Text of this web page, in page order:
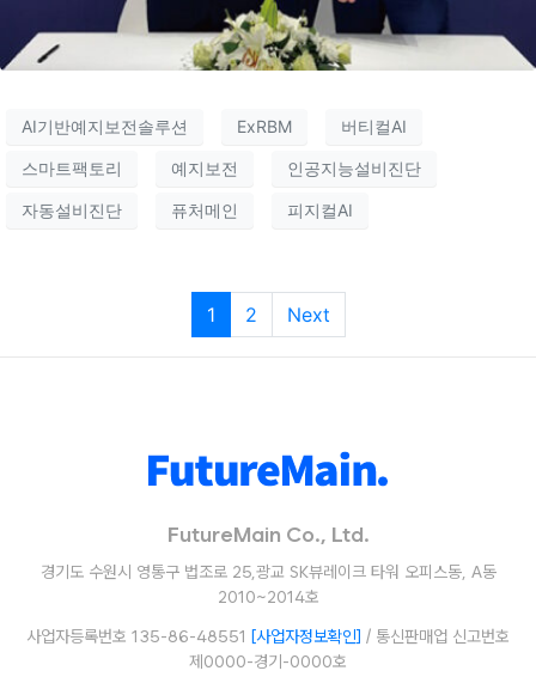
AI기반예지보전솔루션 ExRBM 버티컬AI
스마트팩토리 예지보전 인공지능설비진단
자동설비진단 퓨처메인 피지컬AI
1 2 Next
FutureMain Co., Ltd.
경기도 수원시 영통구 법조로 25,광교 SK뷰레이크 타워 오피스동, A동
2010~2014호
사업자등록번호 135-86-48551 [사업자정보확인] / 통신판매업 신고번호
제0000-경기-0000호